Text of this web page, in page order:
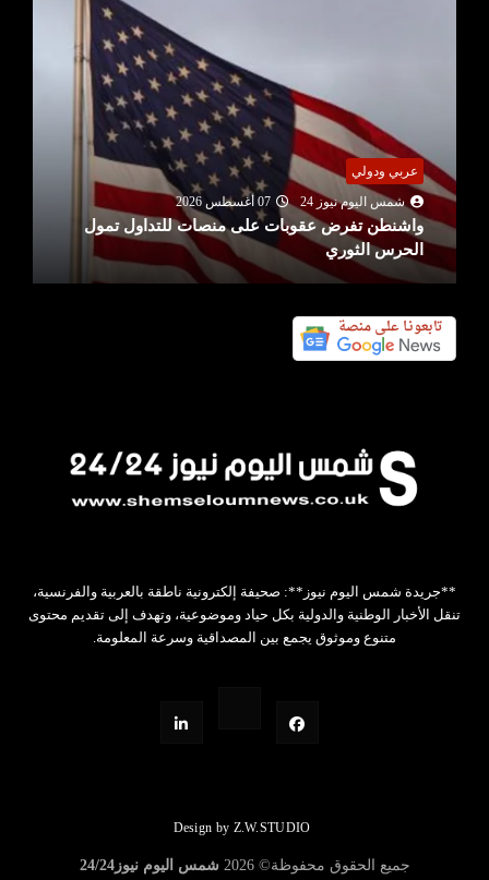
عربي ودولي
شمس اليوم نيوز 24
07 أغسطس 2026
واشنطن تفرض عقوبات على منصات للتداول تمول
الحرس الثوري
**جريدة شمس اليوم نيوز**: صحيفة إلكترونية ناطقة بالعربية والفرنسية،
تنقل الأخبار الوطنية والدولية بكل حياد وموضوعية، وتهدف إلى تقديم محتوى
متنوع وموثوق يجمع بين المصداقية وسرعة المعلومة.
Design by Z.W.STUDIO
جميع الحقوق محفوظة©2026 شمس اليوم نيوز24/24